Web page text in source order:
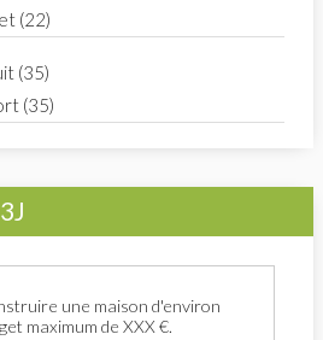
(22)
(35)
(35)